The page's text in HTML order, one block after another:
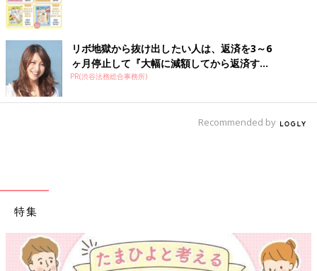
リボ地獄から抜け出したい人は、返済を3～6
ヶ月停止して『大幅に減額してから返済す...
PR(渋谷法務総合事務所)
Recommended by
特集